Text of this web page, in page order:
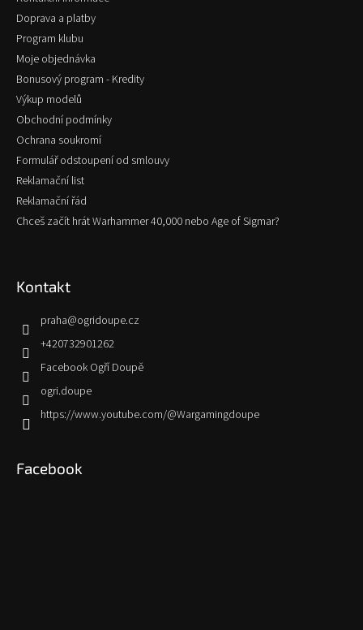
Doprava a platby
Program klubu
Moje objednávka
Bonusový program - Kredity
Výkup modelů
Obchodní podmínky
Ochrana soukromí
Formulář odstoupení od smlouvy
Reklamační list
Reklamační řád
Chceš začít hrát Warhammer 40,000 nebo Age of Sigmar?
Kontakt
praha@ogridoupe.cz
+420732901262
Facebook Ogří Doupě
ogri.doupe
https://www.youtube.com/@Wargamingdoupe
Facebook